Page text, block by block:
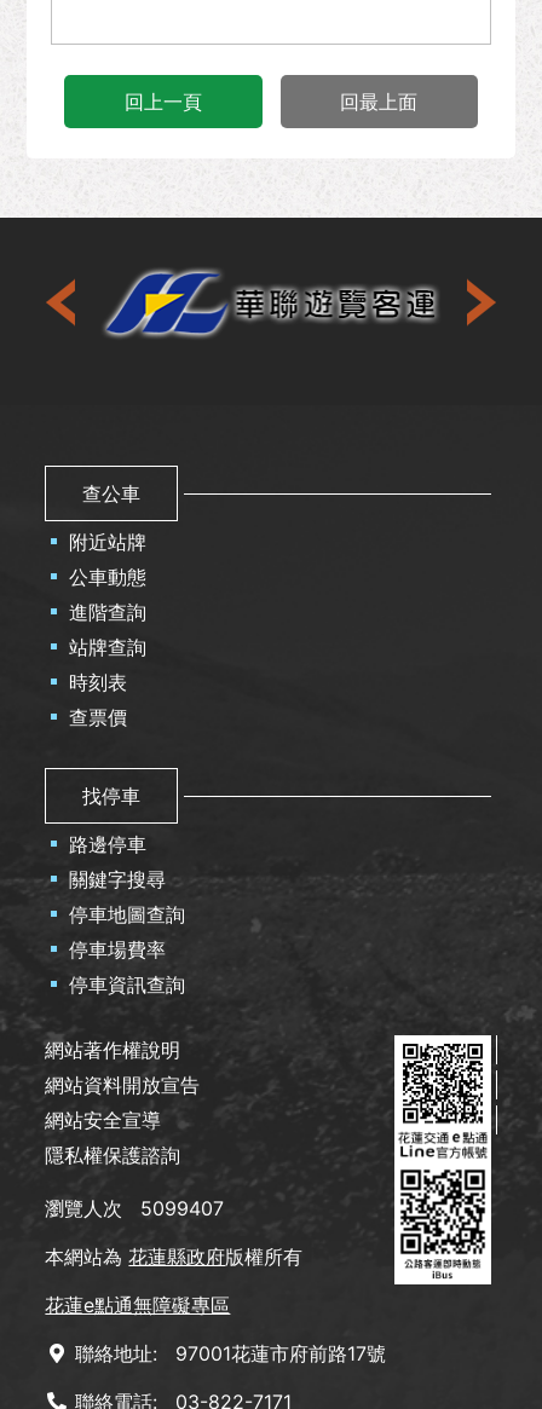
回上一頁 回最上面
查公車
附近站牌
公車動態
進階查詢
站牌查詢
時刻表
查票價
找停車
路邊停車
關鍵字搜尋
停車地圖查詢
停車場費率
停車資訊查詢
網站著作權說明
網站資料開放宣告
網站安全宣導
隱私權保護諮詢
瀏覽人次
5099407
本網站為花蓮縣政府版權所有
花蓮e點通無障礙專區
聯絡地址:
97001花蓮市府前路17號
聯絡電話:
03-822-7171